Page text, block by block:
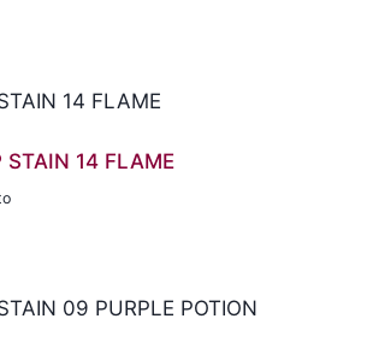
STAIN 14 FLAME